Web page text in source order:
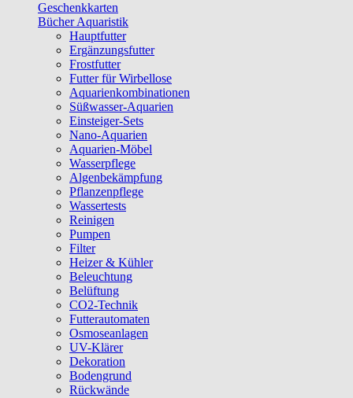
Geschenkkarten
Bücher Aquaristik
Hauptfutter
Ergänzungsfutter
Frostfutter
Futter für Wirbellose
Aquarienkombinationen
Süßwasser-Aquarien
Einsteiger-Sets
Nano-Aquarien
Aquarien-Möbel
Wasserpflege
Algenbekämpfung
Pflanzenpflege
Wassertests
Reinigen
Pumpen
Filter
Heizer & Kühler
Beleuchtung
Belüftung
CO2-Technik
Futterautomaten
Osmoseanlagen
UV-Klärer
Dekoration
Bodengrund
Rückwände